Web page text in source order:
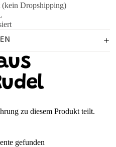
Dropshipping)
zu diesem Produkt teilt.
gefunden